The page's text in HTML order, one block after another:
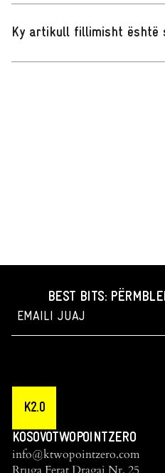
Ky artikull fillimisht është
BEST BITS:
K2.0
KOSOVOTWOPOINTZERO
info@ktwopointzero.com